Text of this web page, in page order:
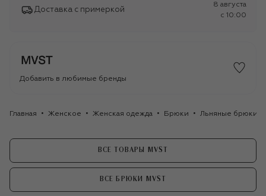
Доставка с примеркой
8 августа
c 10:00
Добавить в любимые бренды
Главная Женское Женская одежда Брюки Льняные брюки
ВСЕ ТОВАРЫ MVST
ВСЕ БРЮКИ MVST